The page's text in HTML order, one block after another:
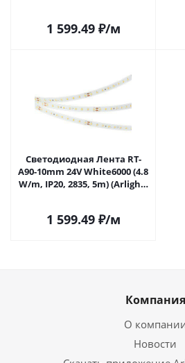
1 599.49₽/м
Светодиодная Лента RT-
A90-10mm 24V White6000 (4.8
W/m, IP20, 2835, 5m) (Arlight,
1 599.49₽/м
Компания
О
Новости